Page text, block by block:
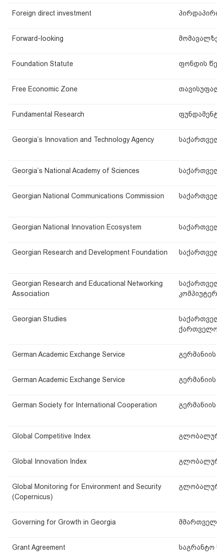
Foreign direct investment
Forward-looking
Foundation Statute ფონდის
Free Economic Zone
Fundamental Research
Georgia’s Innovation and Technology Agency
Georgia’s National Academy of Sciences
Georgian National Communications Commission
Georgian National Innovation Ecosystem
Georgian Research and Development Foundation
Georgian Research and Educational Networking
Association
Georgian Studies
German Academic Exchange Service
German Academic Exchange Service
German Society for International Cooperation
Global Competitive Index
Global Innovation Index
Global Monitoring for Environment and Security
(Copernicus)
Governing for Growth in Georgia
Grant Agreement საგრანტო